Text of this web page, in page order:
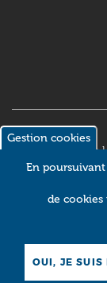
© 2018 Occitanie
Gestion cookies
En
de cookies
OUI, JE SUIS